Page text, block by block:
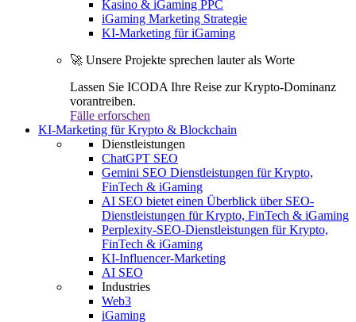
Kasino & iGaming PPC
iGaming Marketing Strategie
KI-Marketing für iGaming
🚀 Unsere Projekte sprechen lauter als Worte
Lassen Sie ICODA Ihre Reise zur Krypto-Dominanz
vorantreiben.
Fälle erforschen
KI-Marketing für Krypto & Blockchain
Dienstleistungen
ChatGPT SEO
Gemini SEO Dienstleistungen für Krypto,
FinTech & iGaming
AI SEO bietet einen Überblick über SEO-
Dienstleistungen für Krypto, FinTech & iGaming
Perplexity-SEO-Dienstleistungen für Krypto,
FinTech & iGaming
KI-Influencer-Marketing
AI SEO
Industries
Web3
iGaming